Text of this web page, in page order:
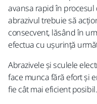
avansa rapid în
abrazivul trebuie să
consecvent, lăsând în
efectua cu ușurință
Abrazivele și sculele
face munca fără efort și
fie cât mai eficient posibil.